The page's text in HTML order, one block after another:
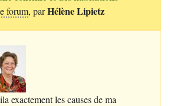
forum, parHélène Lipietz
exactement les causes de ma